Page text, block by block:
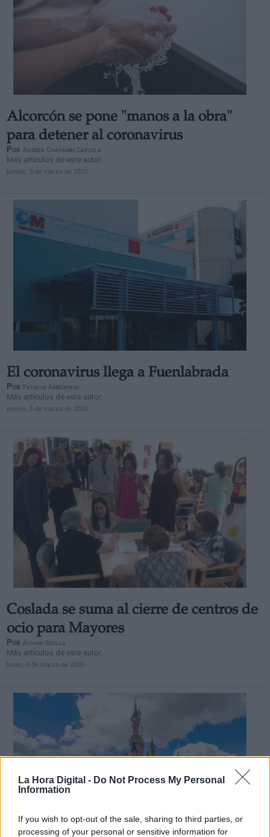
La Hora Digital - Do Not Process My Personal
Information
If you wish to opt-out of the sale, sharing to third parties, or
processing of your personal or sensitive information for
Alcorcón se pone "manos a la obra"
para detener al coronavirus
Por Andrea Chaparro Cayuela
Más artículos de este autor
jueves, 5 de marzo de 2020
El coronavirus llega a Fuenlabrada
Por Patricia Arredondo
Más artículos de este autor
jueves, 5 de marzo de 2020
Coslada se suma al cierre de centros de
ocio para Mayores
Por Álvaro Secilla
Más artículos de este autor
lunes, 9 de marzo de 2020